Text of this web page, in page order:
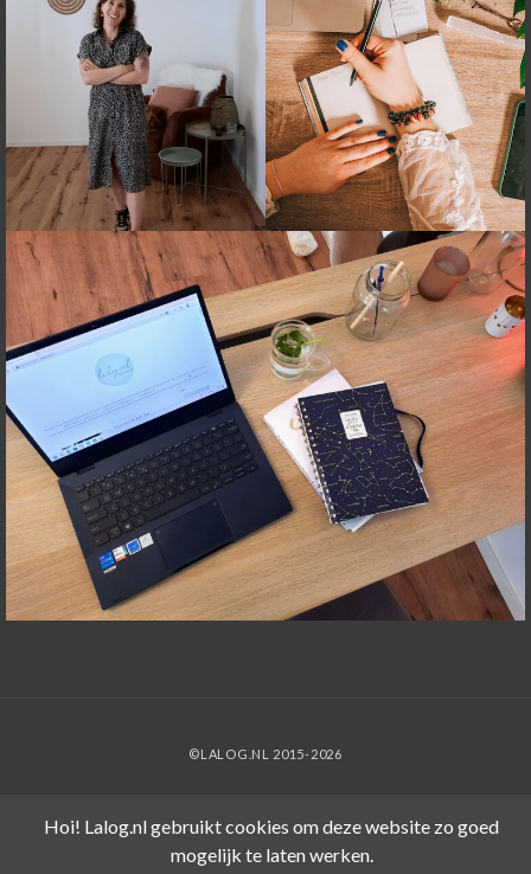
©LALOG.NL 2015-2026
Hoi! Lalog.nl gebruikt cookies om deze website zo goed
mogelijk te laten werken.